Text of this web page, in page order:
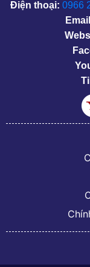
Điện thoại: 0966